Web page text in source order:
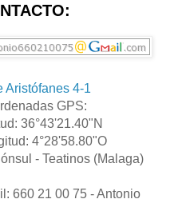
Aristófanes 4-1
GPS:
36°43'21.40"N
4°28'58.80"O
- Teatinos (Malaga)
660 21 00 75 - Antonio